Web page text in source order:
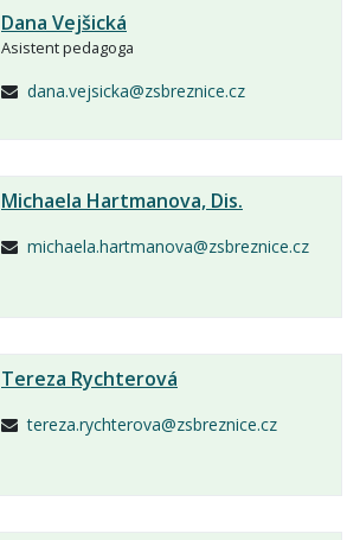
Dana Vejšická
Asistent pedagoga
dana.vejsicka@zsbreznice.cz
Michaela Hartmanova, Dis.
michaela.hartmanova@zsbreznice.cz
Tereza Rychterová
tereza.rychterova@zsbreznice.cz